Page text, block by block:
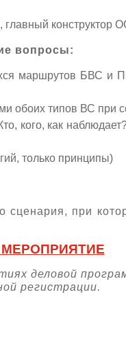
главный
вопросы:
маршрутов БВС и
обоих типов ВС при
кого, как наблюдает?
только принципы)
при
деловой
регистрации.